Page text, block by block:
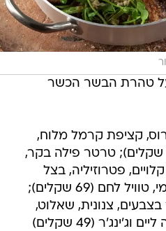
טהרת הבשר הכשר
קציפת קרמל מלוח,
קרמבל פקאן וקינמון (75 שקלים); טרטר פילה בקר,
פטרוזיליה, בצל
סגול, צלפים, קוויאר בלסמי, טוויל לחם (69 שקלים);
בצבעים, צנונית, שאלוט,
שרי, כוסברה, ויניגרט סויה ליים וג'ינג'ר (49 שקלים)